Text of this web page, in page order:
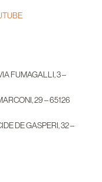
FUMAGALLI, 3 –
29 – 65126
DE GASPERI, 32 –